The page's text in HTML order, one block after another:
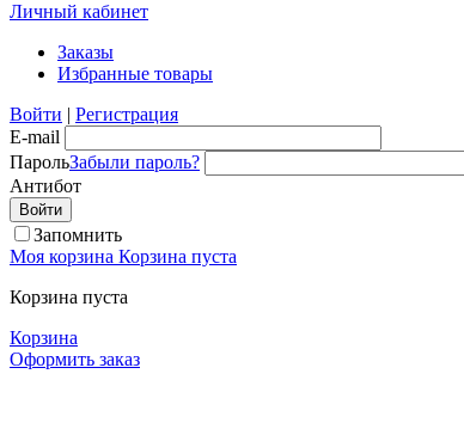
Личный кабинет
Заказы
Избранные товары
Войти | Регистрация
E-mail
ПарольЗабыли пароль?
Антибот
Запомнить
Моя корзина Корзина пуста
Корзина пуста
Корзина
Оформить заказ